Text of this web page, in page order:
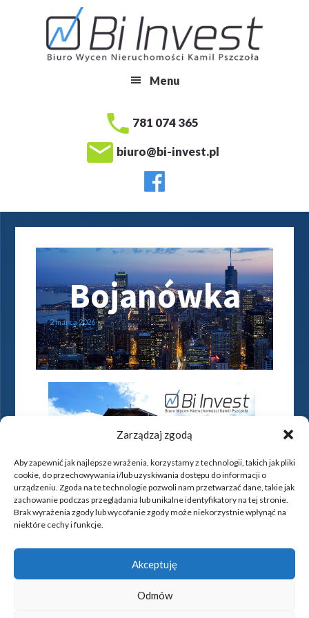
Zarządzaj zgodą
Aby zapewnić jak najlepsze wrażenia, korzystamy z technologii, takich jak pliki
cookie, do przechowywania i/lub uzyskiwania dostępu do informacji o
urządzeniu. Zgoda na te technologie pozwoli nam przetwarzać dane, takie jak
zachowanie podczas przeglądania lub unikalne identyfikatory na tej stronie.
Brak wyrażenia zgody lub wycofanie zgody może niekorzystnie wpłynąć na
niektóre cechy i funkcje.
Akceptuję
Odmów
Menu
781 074 365
biuro@bi-invest.pl
Bojanówka
2 marca 2026